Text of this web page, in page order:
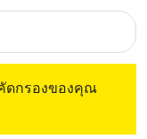
ดกรองของคุณ